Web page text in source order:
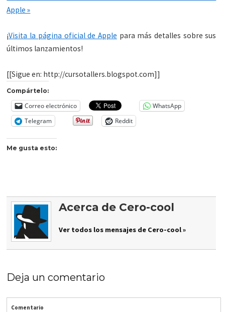
Apple »
¡Visita la página oficial de Apple para más detalles sobre sus
últimos lanzamientos!
[[Sigue en: http://cursotallers.blogspot.com]]
Compártelo:
Correo electrónico
WhatsApp
Telegram
Reddit
Me gusta esto:
Acerca de Cero-cool
Ver todos los mensajes de Cero-cool »
Deja un comentario
Comentario